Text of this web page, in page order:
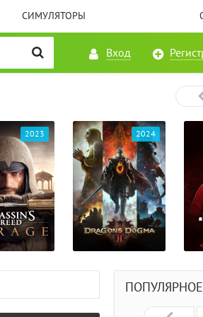
СИМУЛЯТОРЫ
Вход
2023 2024
ПОПУЛЯРНОЕ